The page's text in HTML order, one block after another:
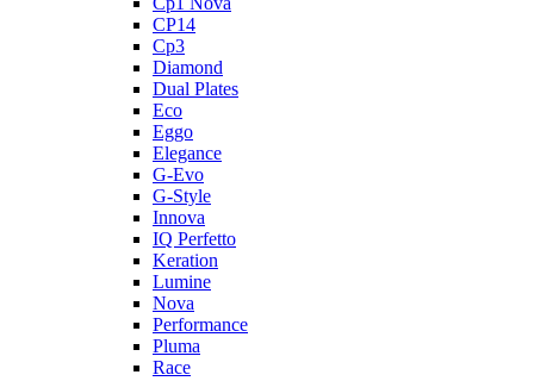
CP14
Cp3
Diamond
Dual Plates
Eco
Eggo
Elegance
G-Evo
G-Style
Innova
IQ Perfetto
Keration
Lumine
Nova
Performance
Pluma
Race